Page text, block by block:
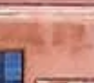
Castel Sant'Angelo: câu hỏi
Vé, lối vào, chụp ảnh và